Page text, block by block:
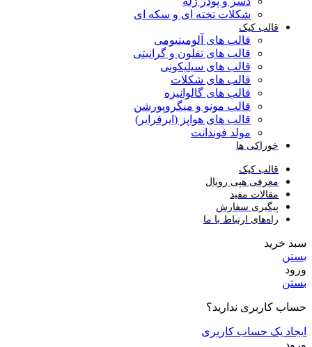
شکلات تخته ای و سکه ای
قالب کیک
قالب های آلومینیومی
قالب های تفلون و گرانیتی
قالب های سیلیکونی
قالب های شکلات
قالب های گالوانیزه
قالب مونو و میگروپورشن
قالب های هواپز (ایرفرایر)
مولد فوندانت
خوراکی ها
قالب کیک
معرفی هپی رویال
مقالات مفید
پیگیری سفارش
راه‌های ارتباط با ما
سبد خرید
بستن
ورود
بستن
حساب کاربری ندارید؟
ایجاد یک حساب کاربری